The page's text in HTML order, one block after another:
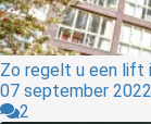
Zo regelt u een lift
07 september 2022
2